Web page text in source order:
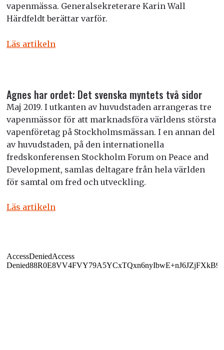
vapenmässa. Generalsekreterare Karin Wall
Härdfeldt berättar varför.
Läs artikeln
Agnes har ordet: Det svenska myntets två sidor
Maj 2019. I utkanten av huvudstaden arrangeras tre
vapenmässor för att marknadsföra världens största
vapenföretag på Stockholmsmässan. I en annan del
av huvudstaden, på den internationella
fredskonferensen Stockholm Forum on Peace and
Development, samlas deltagare från hela världen
för samtal om fred och utveckling.
Läs artikeln